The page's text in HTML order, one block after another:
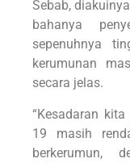
Sebab,
bahanya
sepenuhnya
kerumunan
secara jelas.
“Kesadaran
19 masih
berkerumun,